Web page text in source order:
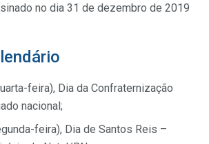
no dia 31 de dezembro de 2019
feira), Dia da Confraternização
nacional;
feira), Dia de Santos Reis –